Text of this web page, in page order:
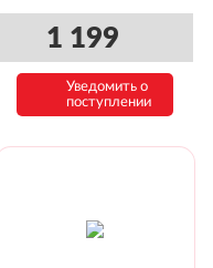
1 199
Уведомить о
поступлении